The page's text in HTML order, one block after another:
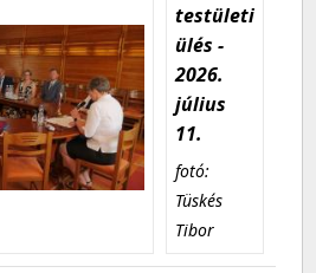
testületi
ülés -
2026.
július
11.
fotó:
Tüskés
Tibor